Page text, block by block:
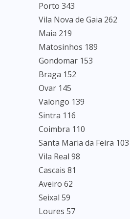
Porto 343
Vila Nova de Gaia 262
Maia 219
Matosinhos 189
Gondomar 153
Braga 152
Ovar 145
Valongo 139
Sintra 116
Coimbra 110
Santa Maria da Feira 103
Vila Real 98
Cascais 81
Aveiro 62
Seixal 59
Loures 57